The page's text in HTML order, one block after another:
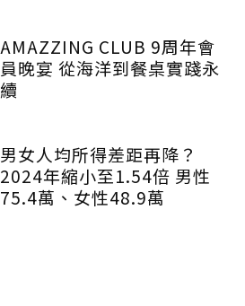
AMAZZING CLUB 9周年會
員晚宴 從海洋到餐桌實踐永
續
男女人均所得差距再降？
2024年縮小至1.54倍 男性
75.4萬、女性48.9萬